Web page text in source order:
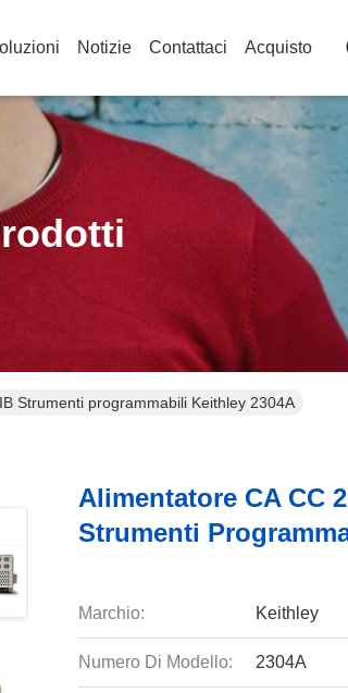
Notizie Contattaci Acquisto
Strumenti programmabili Keithley 2304A
Alimentatore CA CC
Strumenti
Marchio: Keithley
Numero Di Modello: 2304A